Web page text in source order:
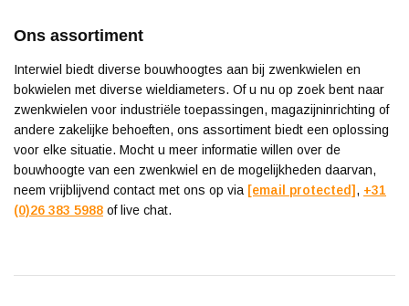
Ons assortiment
Interwiel biedt diverse bouwhoogtes aan bij zwenkwielen en
bokwielen met diverse wieldiameters. Of u nu op zoek bent naar
zwenkwielen voor industriële toepassingen, magazijninrichting of
andere zakelijke behoeften, ons assortiment biedt een oplossing
voor elke situatie. Mocht u meer informatie willen over de
bouwhoogte van een zwenkwiel en de mogelijkheden daarvan,
neem vrijblijvend contact met ons op via [email protected] , +31
(0)26 383 5988 of live chat.